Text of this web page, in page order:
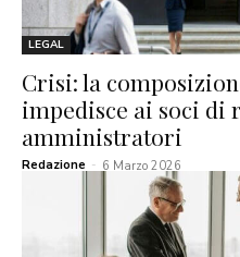
LEGAL
Crisi: la
impedisce ai soci di
amministratori
Redazione - 6 Marzo 2026